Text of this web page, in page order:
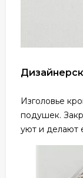
Изголовье
подушек.
уют и делают